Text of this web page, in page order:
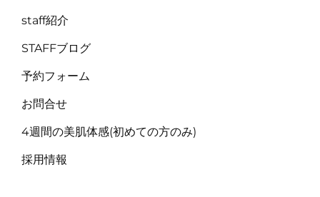
staff紹介
STAFFブログ
予約フォーム
お問合せ
4週間の美肌体感(初めての方のみ)
採用情報